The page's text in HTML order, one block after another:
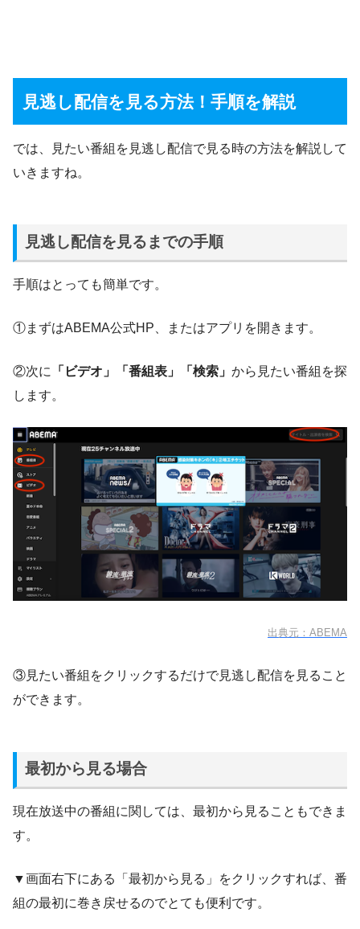
見逃し配信を見る方法！手順を解説
では、見たい番組を見逃し配信で見る時の方法を解説して
いきますね。
見逃し配信を見るまでの手順
手順はとっても簡単です。
①まずはABEMA公式HP、またはアプリを開きます。
②次に 「ビデオ」「番組表」「検索」 から見たい番組を探
します。
出典元：ABEMA
③見たい番組をクリックするだけで見逃し配信を見ること
ができます。
最初から見る場合
現在放送中の番組に関しては、最初から見ることもできま
す。
▼画面右下にある「最初から見る」をクリックすれば、番
組の最初に巻き戻せるのでとても便利です。